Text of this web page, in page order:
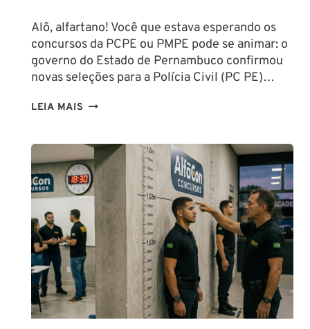
Alô, alfartano! Você que estava esperando os
concursos da PCPE ou PMPE pode se animar: o
governo do Estado de Pernambuco confirmou
novas seleções para a Polícia Civil (PC PE)…
LEIA MAIS CONCURSOS
PMPE
2026:
ATÉ
FINAL
DESTE
ANO!